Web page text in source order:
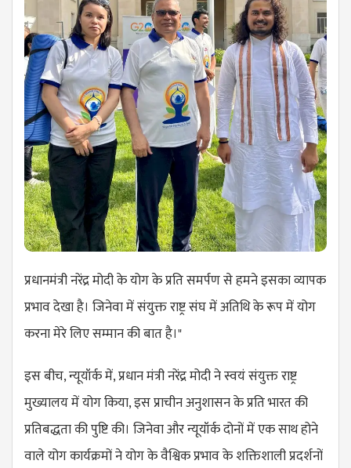
प्रधानमंत्री नरेंद्र मोदी के योग के प्रति समर्पण से हमने इसका व्यापक
प्रभाव देखा है। जिनेवा में संयुक्त राष्ट्र संघ में अतिथि के रूप में योग
करना मेरे लिए सम्मान की बात है।"
इस बीच, न्यूयॉर्क में, प्रधान मंत्री नरेंद्र मोदी ने स्वयं संयुक्त राष्ट्र
मुख्यालय में योग किया, इस प्राचीन अनुशासन के प्रति भारत की
प्रतिबद्धता की पुष्टि की। जिनेवा और न्यूयॉर्क दोनों में एक साथ होने
वाले योग कार्यक्रमों ने योग के वैश्विक प्रभाव के शक्तिशाली प्रदर्शनों